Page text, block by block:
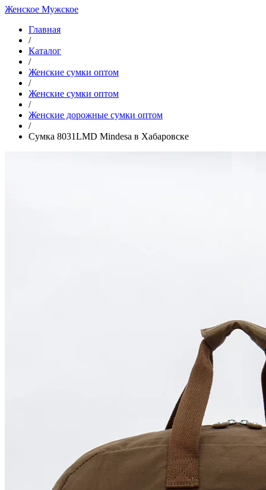
Женское Мужское
Главная
/
Каталог
/
Женские сумки оптом
/
Женские сумки оптом
/
Женские дорожные сумки оптом
/
Сумка 8031LMD Mindesa в Хабаровске